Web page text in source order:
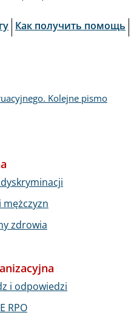
Как получить помощь
Kolejne pismo
mężczyzn
zdrowia
i odpowiedzi
RPO